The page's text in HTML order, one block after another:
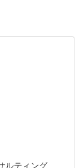
ルティング